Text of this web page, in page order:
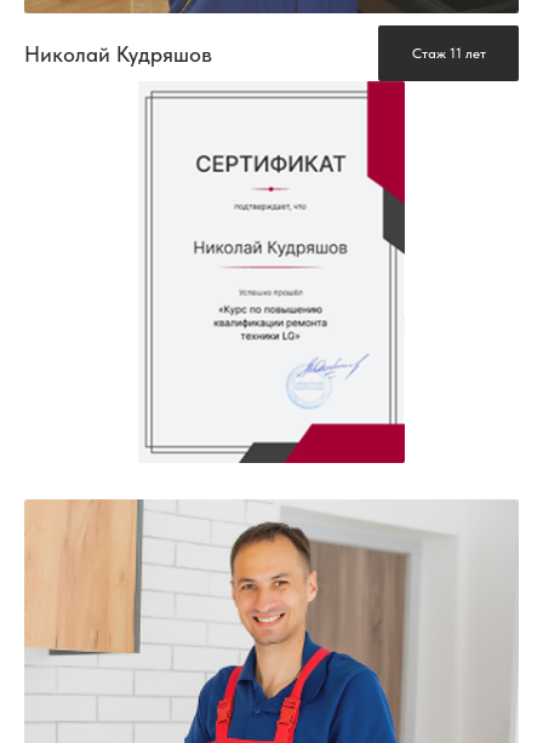
Николай Кудряшов Стаж 11 лет